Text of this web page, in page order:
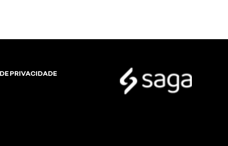
PRIVACIDADE